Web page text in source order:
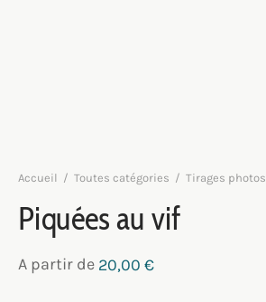
Accueil / Toutes catégories / Tirages photos
Piquées au vif
A partir de 20,00 €